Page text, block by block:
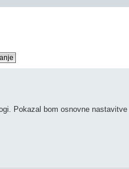
Pokazal bom osnovne